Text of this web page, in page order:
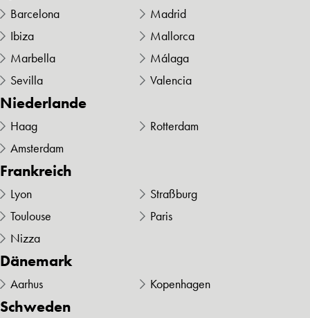
Barcelona
Madrid
Ibiza
Mallorca
Marbella
Málaga
Sevilla
Valencia
Niederlande
Haag
Rotterdam
Amsterdam
Frankreich
Lyon
Straßburg
Toulouse
Paris
Nizza
Dänemark
Aarhus Kopenhagen
Schweden